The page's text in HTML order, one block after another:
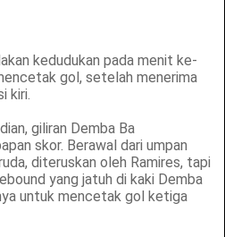
kedudukan pada menit ke-
gol, setelah menerima
kiri.
giliran Demba Ba
skor. Berawal dari umpan
diteruskan oleh Ramires, tapi
yang jatuh di kaki Demba
untuk mencetak gol ketiga